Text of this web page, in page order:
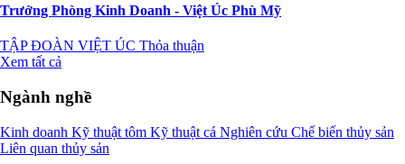
Trưởng Phòng Kinh Doanh - Việt Úc Phù Mỹ
TẬP ĐOÀN VIỆT ÚC Thỏa thuận
Xem tất cả
Ngành nghề
Kinh doanh Kỹ thuật tôm Kỹ thuật cá Nghiên cứu Chế biến thủy sản
Liên quan thủy sản